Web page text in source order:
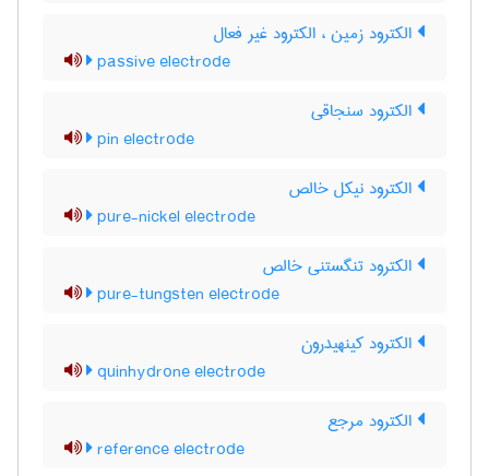
الکترود زمین ، الکترود غیر فعال
passive electrode
الکترود سنجاقی
pin electrode
الکترود نیکل خالص
pure-nickel electrode
الکترود تنگستنی خالص
pure-tungsten electrode
الکترود کینهیدرون
quinhydrone electrode
الکترود مرجع
reference electrode